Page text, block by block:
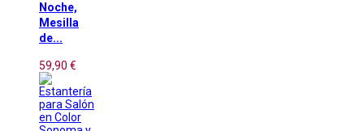
Noche,
Mesilla
de...
59,90 €